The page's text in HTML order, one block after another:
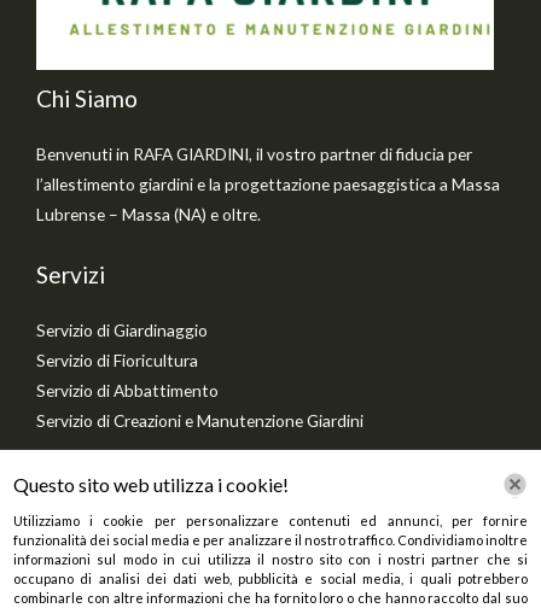
Chi Siamo
Benvenuti in RAFA GIARDINI, il vostro partner di fiducia per
l’allestimento giardini e la progettazione paesaggistica a Massa
Lubrense – Massa (NA) e oltre.
Servizi
Servizio di Giardinaggio
Servizio di Fioricultura
Servizio di Abbattimento
Servizio di Creazioni e Manutenzione Giardini
Via Sirignano, 28 – 80061 Massa Lubrense (NA) – Campania
+393388790344
rafagiardini1@hotmail.com
Questo sito web utilizza i cookie!
Utilizziamo i cookie per personalizzare contenuti ed annunci, per fornire
funzionalità dei social media e per analizzare il nostro traffico. Condividiamo inoltre
informazioni sul modo in cui utilizza il nostro sito con i nostri partner che si
occupano di analisi dei dati web, pubblicità e social media, i quali potrebbero
combinarle con altre informazioni che ha fornito loro o che hanno raccolto dal suo